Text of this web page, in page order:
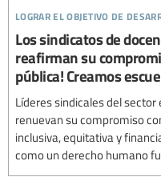
lograr el objetivo de
Los sindicatos de
reafirman su
pública! Creamos
Líderes sindicales del
renuevan su compromiso
inclusiva, equitativa y
como un derecho humano